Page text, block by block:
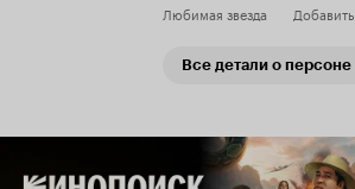
Любимая звезда Добавить
Все детали о персоне